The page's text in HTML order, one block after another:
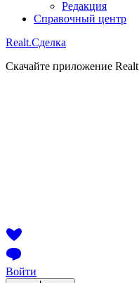
Редакция
Справочный центр
Realt.Сделка
Скачайте приложение Realt
Войти